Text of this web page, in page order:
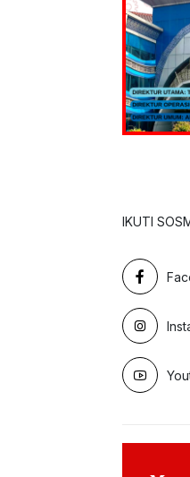
IKUTI